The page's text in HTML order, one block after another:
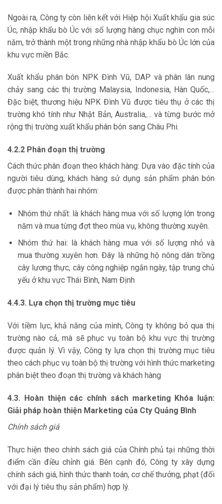
Ngoài ra, Công ty còn liên kết với Hiệp hội Xuất khẩu gia súc
Úc, nhập khẩu bò Úc với số lượng hàng chục nghìn con mỗi
năm, trở thành một trong những nhà nhập khẩu bò Úc lớn của
khu vực miền Bắc.
Xuất khẩu phân bón NPK Đình Vũ, DAP và phân lân nung
chảy sang các thị trường Malaysia, Indonesia, Hàn Quốc,…
Đặc biệt, thương hiệu NPK Đình Vũ được tiêu thụ ở các thị
trường khó tính như Nhật Bản, Australia,… và từng bước mở
rộng thị trường xuất khẩu phân bón sang Châu Phi.
4.2.2 Phân đoạn thị trường
Cách thức phân đoạn theo khách hàng: Dựa vào đặc tính của
người tiêu dùng, khách hàng sử dụng sản phẩm phân bón
được phân thành hai nhóm:
Nhóm thứ nhất: là khách hàng mua với số lượng lớn trong
năm và mua từng đợt theo mùa vụ, không thường xuyên.
Nhóm thứ hai: là khách hàng mua với số lượng nhỏ và
mua thường xuyên hơn. Đây là những hộ nông dân trồng
cây lương thực, cây công nghiệp ngắn ngày, tập trung chủ
yếu ở khu vực Thái Bình, Nam Định
4.4.3. Lựa chọn thị trường mục tiêu
Với tiềm lực, khả năng của mình, Công ty không bỏ qua thị
trường nào cả, mà sẽ phục vụ toàn bộ khu vực thị trường
được quản lý. Vì vậy, Công ty lựa chọn thị trường mục tiêu
theo cách phục vụ toàn bộ thị trường với hình thức marketing
phân biệt theo đoạn thị trường và khách hàng
4.3. Hoàn thiện các chính sách marketing Khóa luận:
Giải pháp hoàn thiện Marketing của Cty Quảng Bình
Chính sách giá
Thực hiện theo chính sách giá của Chính phủ tại những thời
điểm cần điều chỉnh giá. Bên cạnh đó, Công ty xây dựng
chính sách giá, hình thức thanh toán, cơ chế thưởng, phạt (đối
với đại lý tiêu thụ sản phẩm) hợp lý.